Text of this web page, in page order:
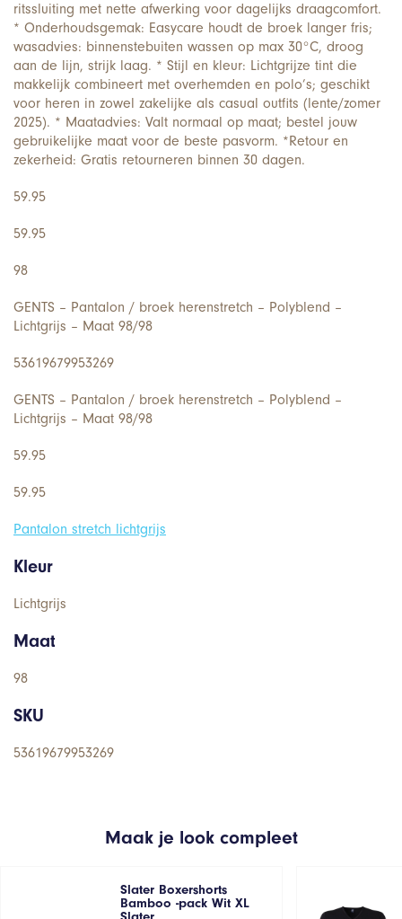
ritssluiting met nette afwerking voor dagelijks draagcomfort.
* Onderhoudsgemak: Easycare houdt de broek langer fris;
wasadvies: binnenstebuiten wassen op max 30°C, droog
aan de lijn, strijk laag. * Stijl en kleur: Lichtgrijze tint die
makkelijk combineert met overhemden en polo’s; geschikt
voor heren in zowel zakelijke als casual outfits (lente/zomer
2025). * Maatadvies: Valt normaal op maat; bestel jouw
gebruikelijke maat voor de beste pasvorm. *Retour en
zekerheid: Gratis retourneren binnen 30 dagen.
59.95
59.95
98
GENTS – Pantalon / broek herenstretch – Polyblend –
Lichtgrijs – Maat 98/98
53619679953269
GENTS – Pantalon / broek herenstretch – Polyblend –
Lichtgrijs – Maat 98/98
59.95
59.95
Pantalon stretch lichtgrijs
Kleur
Lichtgrijs
Maat
98
SKU
53619679953269
Maak je look compleet
Slater Boxershorts
Bamboo -pack Wit XL